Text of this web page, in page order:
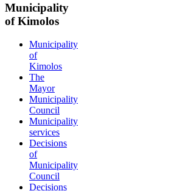
Municipality
of Kimolos
Municipality
of
Kimolos
The
Mayor
Municipality
Council
Municipality
services
Decisions
of
Municipality
Council
Decisions